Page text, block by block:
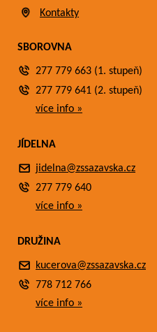
Kontakty
SBOROVNA
277 779 663 (1. stupeň)
277 779 641 (2. stupeň)
více info »
JÍDELNA
jidelna@zssazavska.cz
277 779 640
více info »
DRUŽINA
kucerova@zssazavska.cz
778 712 766
více info »